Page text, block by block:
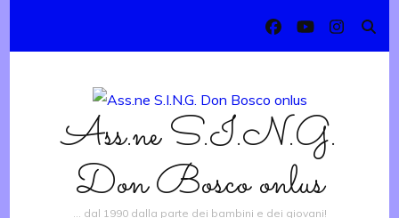
Ass.ne S.I.N.G.
Don Bosco onlus
… dal 1990 dalla parte dei bambini e dei giovani!